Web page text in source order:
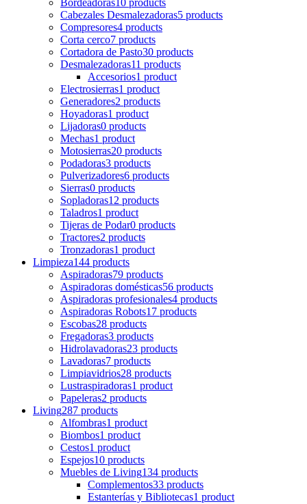
Cabezales Desmalezadoras5 products
Compresores4 products
Corta cerco7 products
Cortadora de Pasto30 products
Desmalezadoras11 products
Accesorios1 product
Electrosierras1 product
Generadores2 products
Hoyadoras1 product
Lijadoras0 products
Mechas1 product
Motosierras20 products
Podadoras3 products
Pulverizadores6 products
Sierras0 products
Sopladoras12 products
Taladros1 product
Tijeras de Podar0 products
Tractores2 products
Tronzadoras1 product
Limpieza144 products
Aspiradoras79 products
Aspiradoras domésticas56 products
Aspiradoras profesionales4 products
Aspiradoras Robots17 products
Escobas28 products
Fregadoras3 products
Hidrolavadoras23 products
Lavadoras7 products
Limpiavidrios28 products
Lustraspiradoras1 product
Papeleras2 products
Living287 products
Alfombras1 product
Biombos1 product
Cestos1 product
Espejos10 products
Muebles de Living134 products
Complementos33 products
Estanterías y Bibliotecas1 product